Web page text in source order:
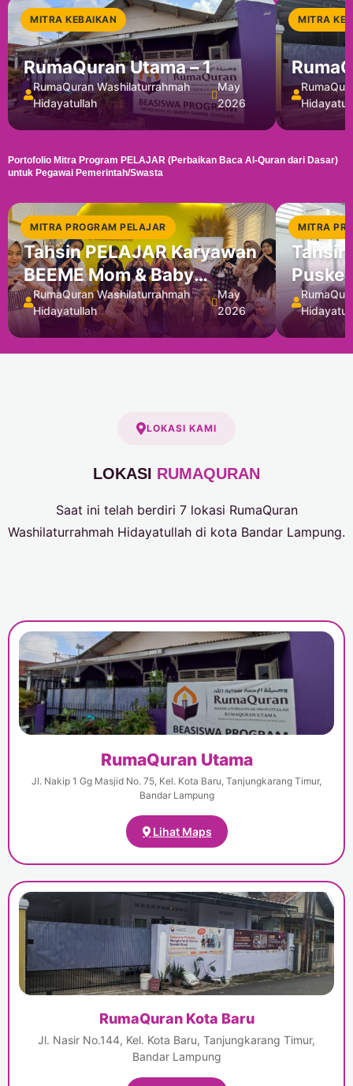
MITRA KEBAIKAN
RumaQuran Utama – 1
RumaQuran Washilaturrahmah
Hidayatullah
May
2026
MITRA
Portofolio Mitra Program PELAJAR (Perbaikan Baca Al-Quran dari Dasar)
untuk Pegawai Pemerintah/Swasta
MITRA PROGRAM PELAJAR
Tahsin PELAJAR Karyawan
BEEME Mom & Baby
Scincare
RumaQuran Washilaturrahmah
Hidayatullah
May
2026
MITRA
Tahsin
LOKASI KAMI
LOKASI RUMAQURAN
Saat ini telah berdiri 7 lokasi RumaQuran
Washilaturrahmah Hidayatullah di kota Bandar Lampung.
RumaQuran Utama
Jl. Nakip 1 Gg Masjid No. 75, Kel. Kota Baru, Tanjungkarang Timur,
Bandar Lampung
Lihat Maps
RumaQuran Kota Baru
Jl. Nasir No.144, Kel. Kota Baru, Tanjungkarang Timur,
Bandar Lampung